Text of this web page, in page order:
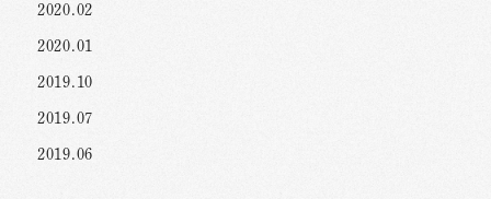
2020.02
2020.01
2019.10
2019.07
2019.06